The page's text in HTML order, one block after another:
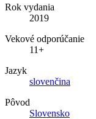
Rok vydania
2019
Vekové odporúčanie
11+
Jazyk
slovenčina
Pôvod
Slovensko